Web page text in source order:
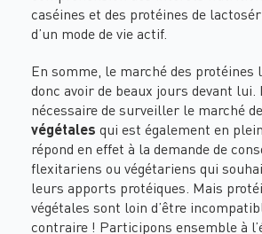
caséines et des protéines de
d’un mode de vie actif.
En somme, le marché des protéines
donc avoir de beaux jours devant
nécessaire de surveiller le marché
végétales qui est également en
répond en effet à la demande de
flexitariens ou végétariens qui
leurs apports protéiques. Mais
végétales sont loin d’être
contraire ! Participons ensemble à